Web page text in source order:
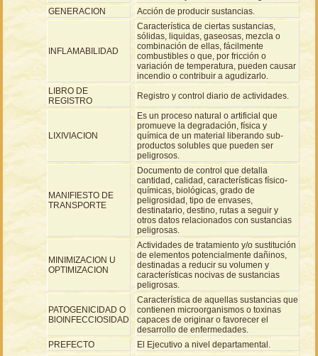
GENERACION
Acción de producir sustancias.
INFLAMABILIDAD
Característica de ciertas sustancias,
sólidas, liquidas, gaseosas, mezcla o
combinación de ellas, fácilmente
combustibles o que, por fricción o
variación de temperatura, pueden causar
incendio o contribuir a agudizarlo.
LIBRO DE
REGISTRO
Registro y control diario de actividades.
LIXIVIACION
Es un proceso natural o artificial que
promueve la degradación, física y
química de un material liberando sub-
productos solubles que pueden ser
peligrosos.
MANIFIESTO DE
TRANSPORTE
Documento de control que detalla
cantidad, calidad, características físico-
químicas, biológicas, grado de
peligrosidad, tipo de envases,
destinatario, destino, rutas a seguir y
otros datos relacionados con sustancias
peligrosas.
MINIMIZACION U
OPTIMIZACION
Actividades de tratamiento y/o sustitución
de elementos potencialmente dañinos,
destinadas a reducir su volumen y
características nocivas de sustancias
peligrosas.
PATOGENICIDAD O
BlOINFECCIOSIDAD
Característica de aquellas sustancias que
contienen microorganismos o toxinas
capaces de originar o favorecer el
desarrollo de enfermedades.
PREFECTO
El Ejecutivo a nivel departamental.